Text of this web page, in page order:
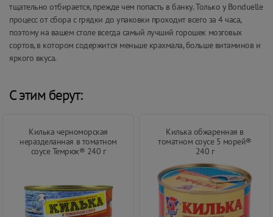
тщательно отбирается, прежде чем попасть в банку. Только у Bonduelle
процесс от сбора с грядки до упаковки проходит всего за 4 часа,
поэтому на вашем столе всегда самый лучший горошек мозговых
сортов, в котором содержится меньше крахмала, больше витаминов и
яркого вкуса.
С этим берут:
Килька черноморская
неразделанная в томатном
соусе Темрюк® 240 г
Килька обжаренная в
томатном соусе 5 морей®
240 г